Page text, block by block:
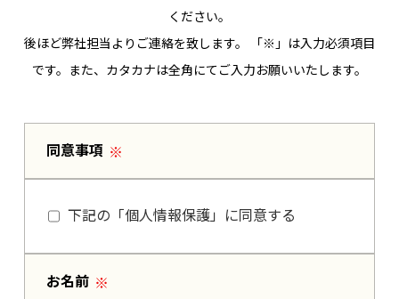
ください。
後ほど弊社担当よりご連絡を致します。 「※」は入力必須項目
です。また、カタカナは全角にてご入力お願いいたします。
同意事項
下記の「個人情報保護」に同意する
お名前